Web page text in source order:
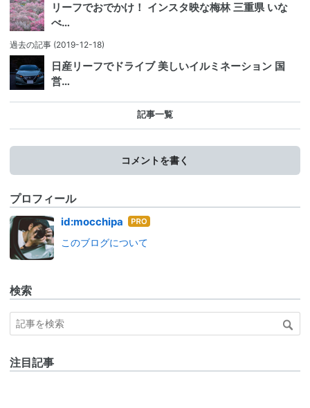
リーフでおでかけ！ インスタ映な梅林 三重県 いな
べ…
過去の記事 (2019-12-18)
日産リーフでドライブ 美しいイルミネーション 国
営…
記事一覧
コメントを書く
プロフィール
id:mocchipa はて
ログ
このブログについて
検索
注目記事